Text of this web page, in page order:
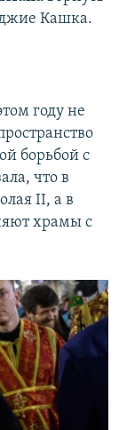
Кашка.
году не
борьбой с
что в
II, а в
храмы с